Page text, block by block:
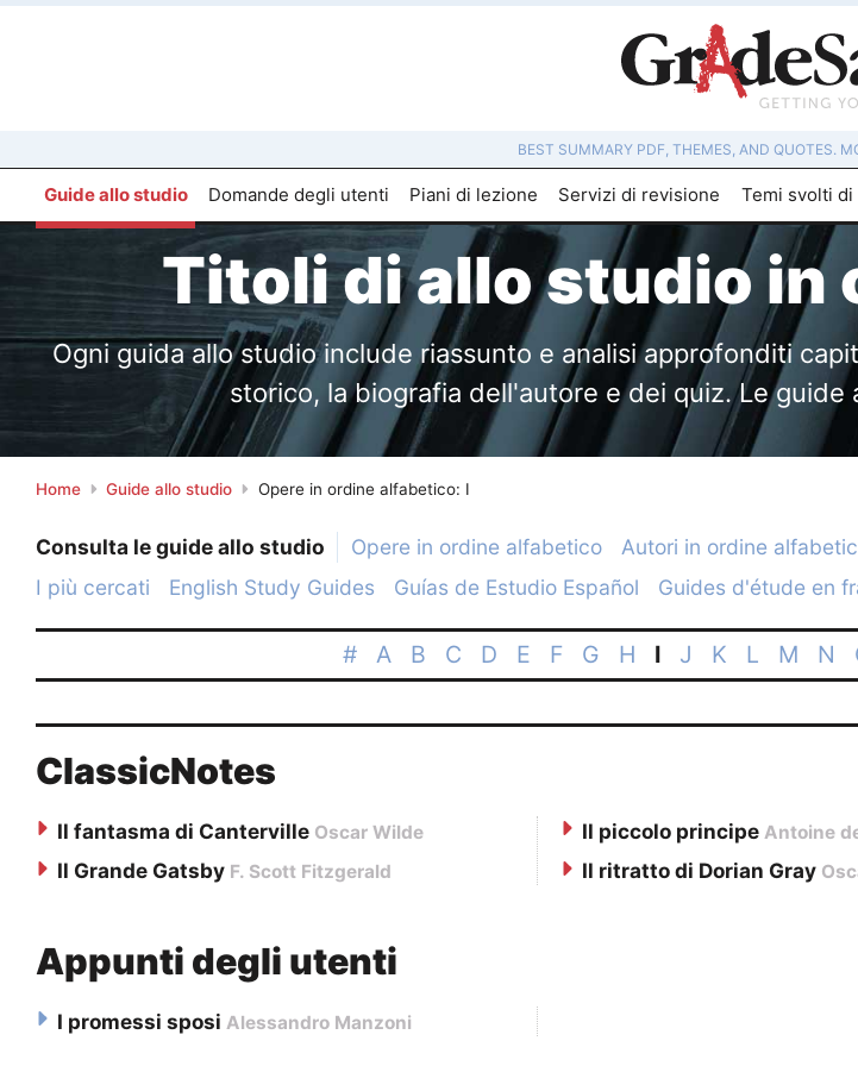
BEST SUMMARY PDF, THEMES, AND QUOTES.
Guide allo studio Domande degli utenti Piani di lezione Servizi di revisione Temi svolti
Titoli di allo studio in
Ogni guida allo studio include riassunto e analisi approfonditi
storico, la biografia dell'autore e dei quiz. Le
Home Guide allo studio Opere in ordine alfabetico: I
Consulta le guide allo studio Opere in ordine alfabetico Autori in ordine
I più cercati
English Study Guides Guías de Estudio Español Guides d'étude en
# A B C D E F G H I J K L M N
ClassicNotes
Il fantasma di Canterville Oscar Wilde
Il Grande Gatsby F. Scott Fitzgerald
Il piccolo principe Antoine
Il ritratto di Dorian Gray
Appunti degli utenti
I promessi sposi Alessandro Manzoni